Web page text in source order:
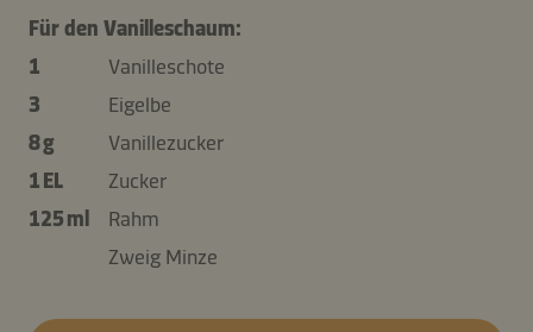
Für den Vanilleschaum:
1
Vanilleschote
3
Eigelbe
8 g
Vanillezucker
1 EL
Zucker
125 ml
Rahm
Zweig Minze